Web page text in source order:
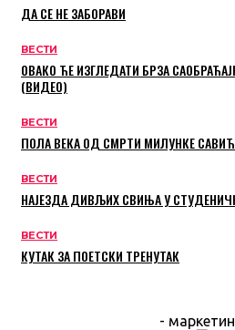
ДА СЕ НЕ ЗАБОРАВИ
ВЕСТИ
ОВАКО ЋЕ ИЗГЛЕДАТИ БРЗА
(ВИДЕО)
ВЕСТИ
ПОЛА ВЕКА ОД СМРТИ МИЛУНКЕ САВИЋ
ВЕСТИ
НАЈЕЗДА ДИВЉИХ СВИЊА У
ВЕСТИ
КУТАК ЗА ПОЕТСКИ ТРЕНУТАК
-